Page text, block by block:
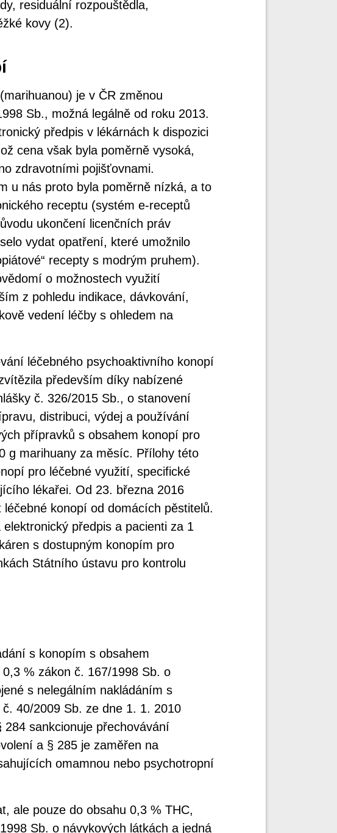
residuální rozpouštědla,
kovy (2).
je v ČR změnou
Sb., možná legálně od roku 2013.
předpis v lékárnách k dispozici
cena však byla poměrně vysoká,
zdravotními pojišťovnami.
u nás proto byla poměrně nízká, a to
receptu (systém e-receptů
ukončení licenčních práv
vydat opatření, které umožnilo
recepty s modrým pruhem).
o možnostech využití
z pohledu indikace, dávkování,
vedení léčby s ohledem na
léčebného psychoaktivního konopí
především díky nabízené
č. 326/2015 Sb., o stanovení
distribuci, výdej a používání
přípravků s obsahem konopí pro
g marihuany za měsíc. Přílohy této
pro léčebné využití, specifické
lékařei. Od 23. března 2016
konopí od domácích pěstitelů.
předpis a pacienti za 1
s dostupným konopím pro
Státního ústavu pro kontrolu
s konopím s obsahem
% zákon č. 167/1998 Sb. o
s nelegálním nakládáním s
40/2009 Sb. ze dne 1. 1. 2010
sankcionuje přechovávání
a § 285 je zaměřen na
omamnou nebo psychotropní
ale pouze do obsahu 0,3 % THC,
Sb. o návykových látkách a jedná